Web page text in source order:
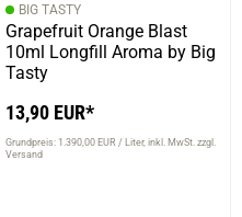
BIG TASTY
Grapefruit Orange Blast
10ml Longfill Aroma by Big
Tasty
13,90 EUR*
Grundpreis: 1.390,00 EUR / Liter inkl. MwSt. zzgl.
Versand